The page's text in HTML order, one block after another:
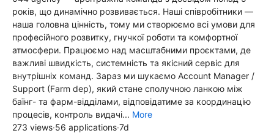
років, що динамічно розвивається. Наші співробітники —
наша головна цінність, тому ми створюємо всі умови для
професійного розвитку, гнучкої роботи та комфортної
атмосфери. Працюємо над масштабними проєктами, де
важливі швидкість, системність та якісний сервіс для
внутрішніх команд. Зараз ми шукаємо Account Manager /
Support (Farm dep), який стане сполучною ланкою між
баїнг- та фарм-відділами, відповідатиме за координацію
процесів, контроль видачі... More
273 views·56 applications·7d